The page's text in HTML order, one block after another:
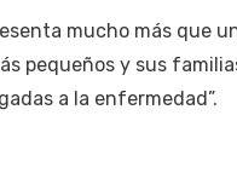
mucho más que
pequeños y sus
a la enfermedad”.